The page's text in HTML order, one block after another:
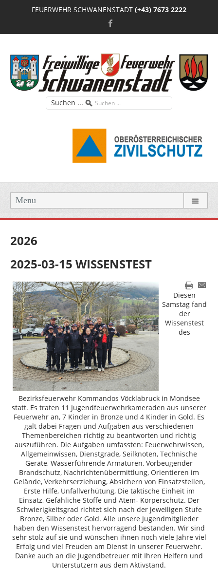
FEUERWEHR SCHWANENSTADT (+43) 7673 2222
Suchen ...
Menu
2026
2025-03-15 WISSENSTEST
Diesen
Samstag fand
der
Wissenstest
des
Bezirksfeuerwehr Kommandos Vöcklabruck in Mondsee
statt. Es traten 11 Jugendfeuerwehrkameraden aus unserer
Feuerwehr an, 7 Kinder in Bronze und 4 Kinder in Gold. Es
galt dabei Fragen und Aufgaben aus verschiedenen
Themenbereichen richtig zu beantworten und richtig
auszuführen. Die Aufgaben umfassten: Feuerwehrwissen,
Allgemeinwissen, Dienstgrade, Seilknoten, Technische
Geräte, Wasserführende Armaturen, Vorbeugender
Brandschutz, Nachrichtenübermittlung, Orientieren im
Gelände, Verkehrserziehung, Absichern von Einsatzstellen,
Erste Hilfe, Unfallverhütung, Die taktische Einheit im
Einsatz, Gefähliche Stoffe und Atem- Körperschutz. Der
Schwierigkeitsgrad richtet sich nach der jeweiligen Stufe
Bronze, Silber oder Gold. Alle unsere Jugendmitglieder
haben den Wissenstest hervorragend bestanden. Wir sind
sehr stolz auf sie und wünschen ihnen noch viele Jahre viel
Erfolg und viel Freuden am Dienst in unserer Feuerwehr.
Danke auch an die Jugendbetreuer mit Ihren Helfern und
Unterstützern aus dem Aktivstand.